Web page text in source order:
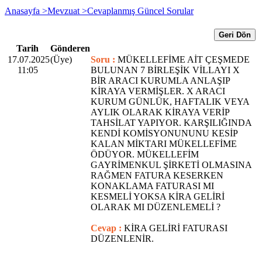
Anasayfa >Mevzuat >Cevaplanmış Güncel Sorular
Geri Dön
Tarih
Gönderen
17.07.2025
11:05
(Üye) Soru : MÜKELLEFİME AİT ÇEŞMEDE
BULUNAN 7 BİRLEŞİK VİLLAYI X
BİR ARACI KURUMLA ANLAŞIP
KİRAYA VERMİŞLER. X ARACI
KURUM GÜNLÜK, HAFTALIK VEYA
AYLIK OLARAK KİRAYA VERİP
TAHSİLAT YAPIYOR. KARŞILIĞINDA
KENDİ KOMİSYONUNUNU KESİP
KALAN MİKTARI MÜKELLEFİME
ÖDÜYOR. MÜKELLEFİM
GAYRİMENKUL ŞİRKETİ OLMASINA
RAĞMEN FATURA KESERKEN
KONAKLAMA FATURASI MI
KESMELİ YOKSA KİRA GELİRİ
OLARAK MI DÜZENLEMELİ ?
Cevap : KİRA GELİRİ FATURASI
DÜZENLENİR.